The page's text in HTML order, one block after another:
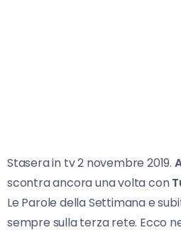
Stasera in tv 2 novembre 2019.
scontra ancora una volta con
Le Parole della Settimana e
sempre sulla terza rete. Ecco